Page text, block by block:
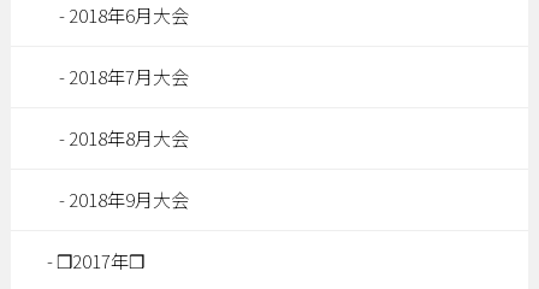
2018年6月大会
2018年7月大会
2018年8月大会
2018年9月大会
❒2017年❒